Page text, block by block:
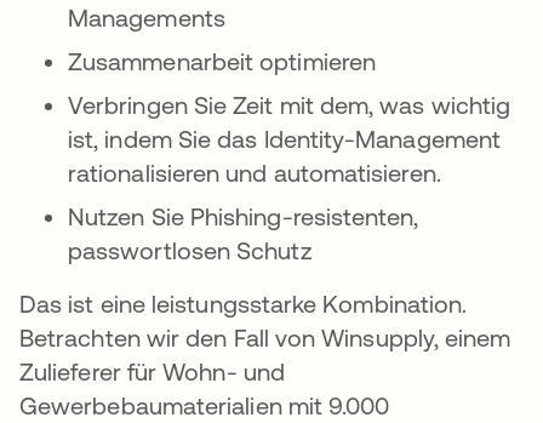
Managements
Zusammenarbeit optimieren
Verbringen Sie Zeit mit dem, was wichtig
ist, indem Sie das Identity-Management
rationalisieren und automatisieren.
Nutzen Sie Phishing-resistenten,
passwortlosen Schutz
Das ist eine leistungsstarke Kombination.
Betrachten wir den Fall von Winsupply, einem
Zulieferer für Wohn- und
Gewerbebaumaterialien mit 9.000